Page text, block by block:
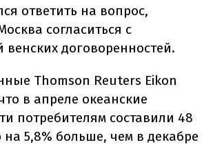
ответить на вопрос,
согласиться с
венских договоренностей.
Thomson Reuters Eikon
в апреле океанские
потребителям составили 48
на 5,8% больше, чем в декабре